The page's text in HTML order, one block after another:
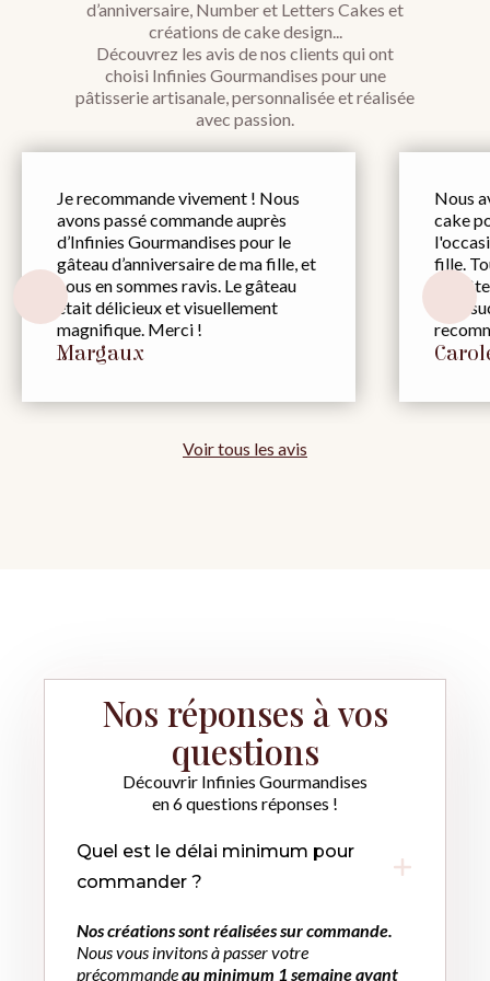
d’anniversaire, Number et Letters Cakes et
créations de cake design...
Découvrez les avis de nos clients qui ont
choisi Infinies Gourmandises pour une
pâtisserie artisanale, personnalisée et réalisée
avec passion.
Je recommande vivement ! Nous
avons passé commande auprès
d’Infinies Gourmandises pour le
gâteau d’anniversaire de ma fille, et
nous en sommes ravis. Le gâteau
était délicieux et visuellement
magnifique. Merci !
Margaux
Nous
cake
fille.
du
trop
Voir tous les avis
Nos réponses à vos
questions
Découvrir Infinies Gourmandises
en 6 questions réponses !
Quel est le délai minimum pour
commander ?
Nos créations sont réalisées sur commande.
Nous vous invitons à passer votre
précommandeau minimum 1 semaine avant